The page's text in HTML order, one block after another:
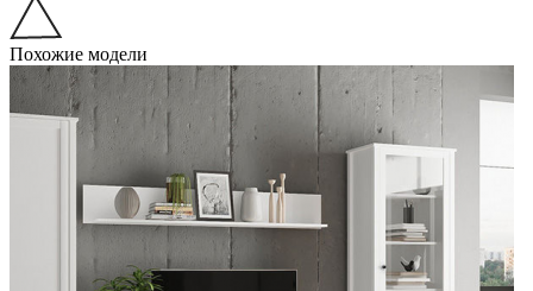
Похожие модели